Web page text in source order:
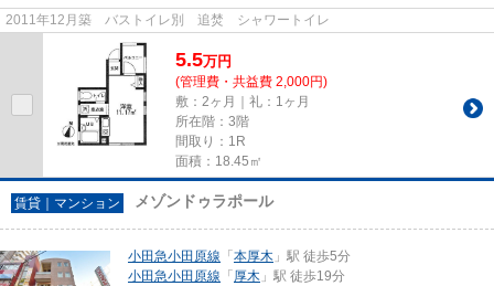
2011年12月築 バストイレ別 追焚 シャワートイレ
5.5万円
(管理費・共益費 2,000円)
敷：2ヶ月｜礼：1ヶ月
所在階：3階
間取り：1R
面積：18.45㎡
賃貸｜マンション メゾンドゥラポール
小田急小田原線 「本厚木 」駅 徒歩5分
小田急小田原線 「厚木 」駅 徒歩19分